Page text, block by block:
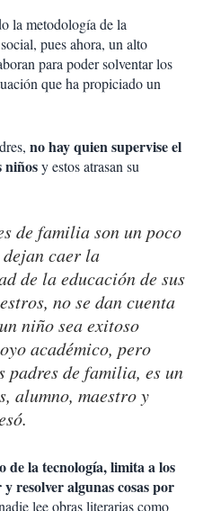
la metodología de la
pues ahora, un alto
para poder solventar los
que ha propiciado un
no hay quien supervise el
niñosy estos atrasan su
de familia son un poco
caer la
de la educación de sus
no se dan cuenta
niño sea exitoso
académico, pero
padres de familia, es un
alumno, maestro y
de la tecnología, limita a los
resolver algunas cosas por
lee obras literarias como